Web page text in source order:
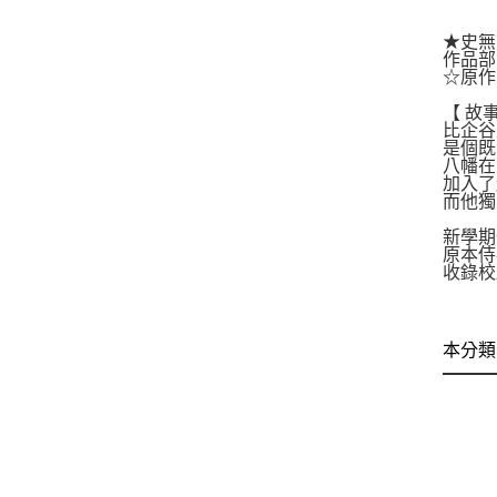
★史無
作品
☆原作
【 故
比企
是個
八幡
加入
而他
新學
原本
收錄
本分